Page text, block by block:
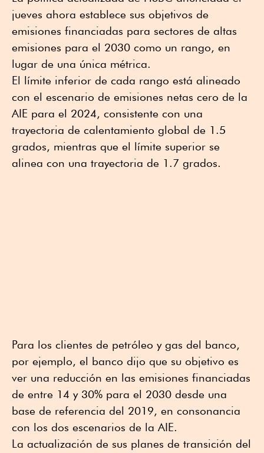
jueves ahora establece sus objetivos de
emisiones financiadas para sectores de altas
emisiones para el 2030 como un rango, en
lugar de una única métrica.
El límite inferior de cada rango está alineado
con el escenario de emisiones netas cero de la
AIE para el 2024, consistente con una
trayectoria de calentamiento global de 1.5
grados, mientras que el límite superior se
alinea con una trayectoria de 1.7 grados.
Para los clientes de petróleo y gas del banco,
por ejemplo, el banco dijo que su objetivo es
ver una reducción en las emisiones financiadas
de entre 14 y 30% para el 2030 desde una
base de referencia del 2019, en consonancia
con los dos escenarios de la AIE.
La actualización de sus planes de transición del